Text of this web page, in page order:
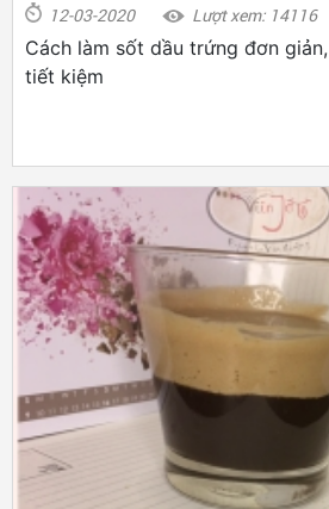
12-03-2020 Lượt xem: 14116
Cách làm sốt dầu trứng đơn
tiết kiệm